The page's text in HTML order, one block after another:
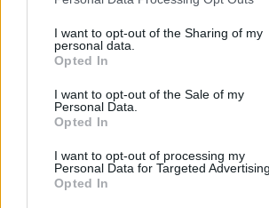
not limited to your visit or usage behaviour.
grant or deny consent to Google and its
use your data for below specified purposes
consent section.
I want to opt-out of the Sharing of my
personal data.
Opted In
I want to opt-out of the Sale of my
Personal Data.
Opted In
I want to opt-out of processing my
Personal Data for Targeted Advertising.
Opted In